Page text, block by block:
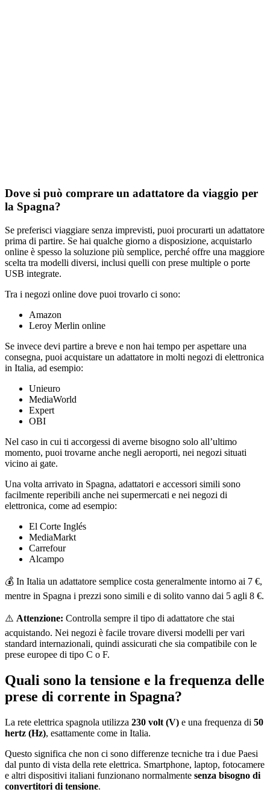
Dove si può comprare un adattatore da viaggio per
la Spagna?
Se preferisci viaggiare senza imprevisti, puoi procurarti un adattatore
prima di partire. Se hai qualche giorno a disposizione, acquistarlo
online è spesso la soluzione più semplice, perché offre una maggiore
scelta tra modelli diversi, inclusi quelli con prese multiple o porte
USB integrate.
Tra i negozi online dove puoi trovarlo ci sono:
Amazon
Leroy Merlin online
Se invece devi partire a breve e non hai tempo per aspettare una
consegna, puoi acquistare un adattatore in molti negozi di elettronica
in Italia, ad esempio:
Unieuro
MediaWorld
Expert
OBI
Nel caso in cui ti accorgessi di averne bisogno solo all’ultimo
momento, puoi trovarne anche negli aeroporti, nei negozi situati
vicino ai gate.
Una volta arrivato in Spagna, adattatori e accessori simili sono
facilmente reperibili anche nei supermercati e nei negozi di
elettronica, come ad esempio:
El Corte Inglés
MediaMarkt
Carrefour
Alcampo
💰 In Italia un adattatore semplice costa generalmente intorno ai 7 €,
mentre in Spagna i prezzi sono simili e di solito vanno dai 5 agli 8 €.
⚠️ Attenzione: Controlla sempre il tipo di adattatore che stai
acquistando. Nei negozi è facile trovare diversi modelli per vari
standard internazionali, quindi assicurati che sia compatibile con le
prese europee di tipo C o F.
Quali sono la tensione e la frequenza delle
prese di corrente in Spagna?
La rete elettrica spagnola utilizza 230 volt (V) e una frequenza di 50
hertz (Hz), esattamente come in Italia.
Questo significa che non ci sono differenze tecniche tra i due Paesi
dal punto di vista della rete elettrica. Smartphone, laptop, fotocamere
e altri dispositivi italiani funzionano normalmente senza bisogno di
convertitori di tensione.